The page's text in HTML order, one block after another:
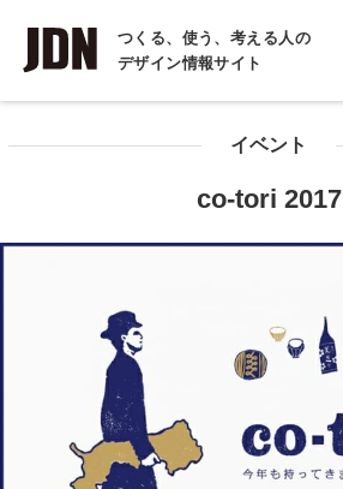
つくる、使う、考える人の
デザイン情報サイト
INTERVIEW
インタビュー
イベント
co-tori 2017